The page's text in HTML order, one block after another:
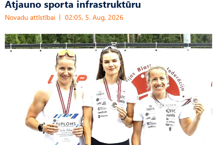
Atjauno sporta infrastruktūru
Novadu attīstībai 02:05, 5. Aug, 2026